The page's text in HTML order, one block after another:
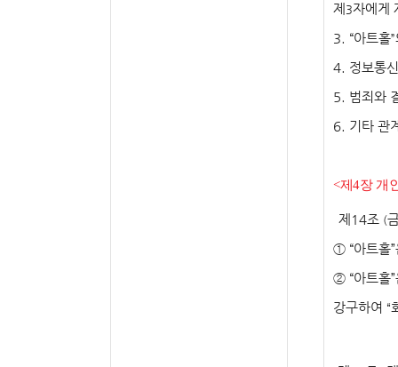
제 3자에게
3. “아트홀”
4. 정보통
5. 범죄와
6. 기타 관
<제4장 개
제 14조 (
① “아트홀”
② “아트홀”
강구하여 “